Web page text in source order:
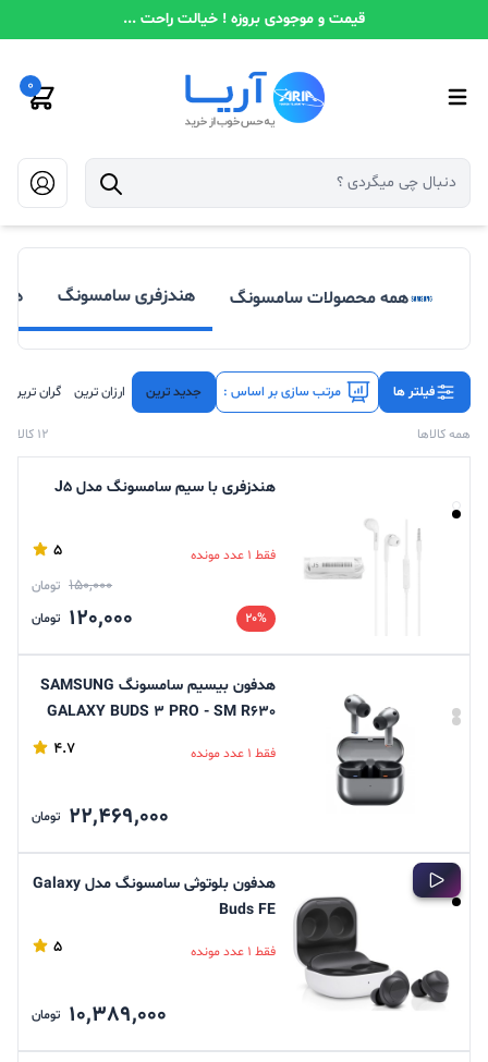
قیمت و موجودی بروزه ! خیالت راحت ...
0
همه محصولات سامسونگ هندزفری سامسونگ
فیلتر ها مرتب سازی بر اساس : جدید ترین ارزان ترین گران ترین
همه کالاها 12 کالا
هندزفری با سیم سامسونگ مدل J5
فقط 1 عدد مونده
5
150,000 تومان
20%
120,000 تومان
هدفون بیسیم سامسونگ SAMSUNG
GALAXY BUDS 3 PRO - SM R630
فقط 1 عدد مونده 4.7
22,469,000 تومان
هدفون بلوتوثی سامسونگ مدل Galaxy
Buds FE
فقط 1 عدد مونده 5
10,389,000 تومان